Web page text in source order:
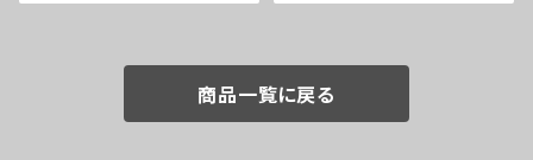
商品一覧に戻る